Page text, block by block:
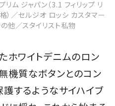
ム ジャパン（3.1 フィリップ リ
／セルジオ ロッシ カスタマー
他／スタイリスト私物
ホワイトデニムのロン
機質なボタンとのコン
護するようなサイハイブ